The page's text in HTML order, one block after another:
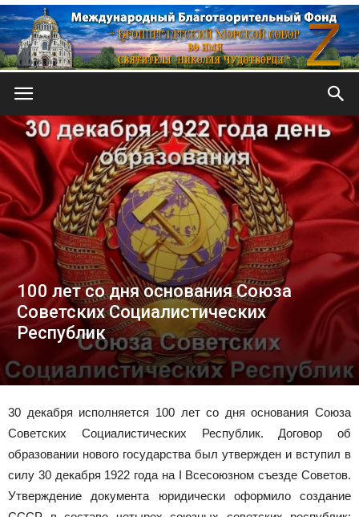
Морской
собор
100 лет со дня основания Союза
Советских Социалистических
Республик
30 декабря исполняется 100 лет со дня основания Союза
Советских Социалистических Республик. Договор об
образовании нового государства был утвержден и вступил в
силу 30 декабря 1922 года на I Всесоюзном съезде Советов.
Утверждение документа юридически оформило создание